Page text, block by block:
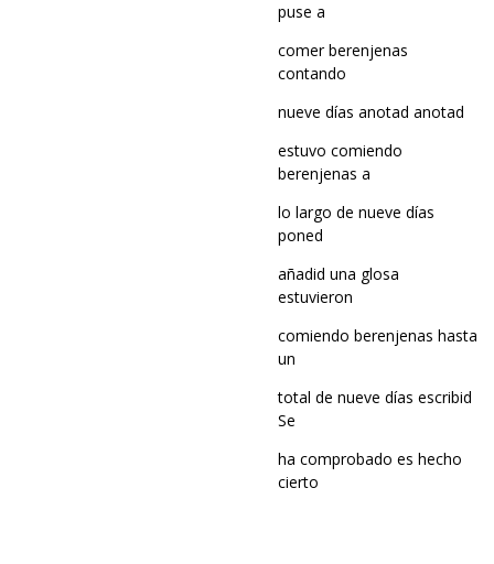
puse a
comer berenjenas
contando
nueve días anotad anotad
estuvo comiendo
berenjenas a
lo largo de nueve días
poned
añadid una glosa
estuvieron
comiendo berenjenas hasta
un
total de nueve días escribid
Se
ha comprobado es hecho
cierto